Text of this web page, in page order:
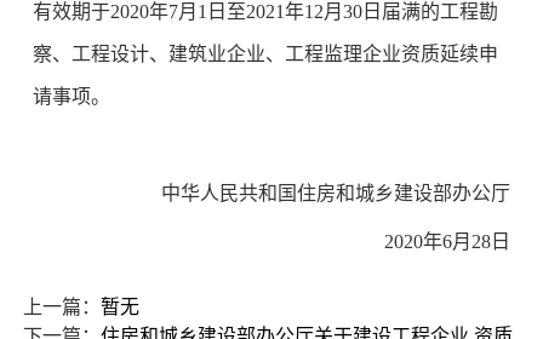
有效期于2020年7月1日至2021年12月30日届满的工程勘
察、工程设计、建筑业企业、工程监理企业资质延续申
请事项。
中华人民共和国住房和城乡建设部办公厅
2020年6月28日
上一篇： 暂无